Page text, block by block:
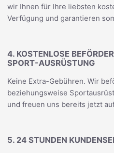
wir Ihnen für Ihre liebsten
Verfügung und garantieren
4. KOSTENLOSE
SPORT-AUSRÜSTUNG
Keine Extra-Gebühren. Wir
beziehungsweise
und freuen uns bereits jetzt
5. 24 STUNDEN